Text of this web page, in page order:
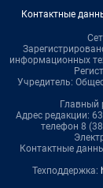
Контактные
информационных
Учредитель:
Главный
Адрес редакции:
телефон 8
Контактные
Техподдержка: